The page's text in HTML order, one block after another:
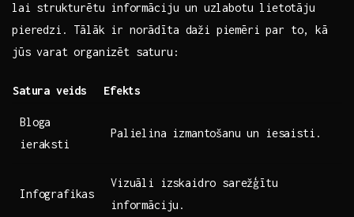
⁢lai strukturētu ⁤informāciju un uzlabotu lietotāju
pieredzi. ​Tālāk ir norādīta‍ daži piemēri par to, kā
jūs varat organizēt saturu:
Satura veids Efekts
Bloga
ieraksti
Palielina izmantošanu un ⁢iesaisti.
Infografikas
Vizuāli izskaidro‌ sarežģītu
informāciju.